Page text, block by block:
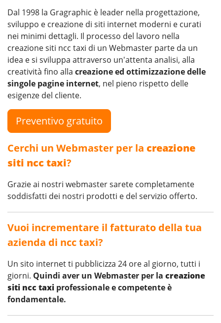
Dal 1998 la Gragraphic è leader nella progettazione,
sviluppo e creazione di siti internet moderni e curati
nei minimi dettagli. Il processo del lavoro nella
creazione siti ncc taxi di un Webmaster parte da un
idea e si sviluppa attraverso un'attenta analisi, alla
creatività fino alla creazione ed ottimizzazione delle
singole pagine internet, nel pieno rispetto delle
esigenze del cliente.
Preventivo gratuito
Cerchi un Webmaster per la creazione
siti ncc taxi?
Grazie ai nostri webmaster sarete completamente
soddisfatti dei nostri prodotti e del servizio offerto.
Vuoi incrementare il fatturato della tua
azienda di ncc taxi?
Un sito internet ti pubblicizza 24 ore al giorno, tutti i
giorni. Quindi aver un Webmaster per la creazione
siti ncc taxi professionale e competente è
fondamentale.